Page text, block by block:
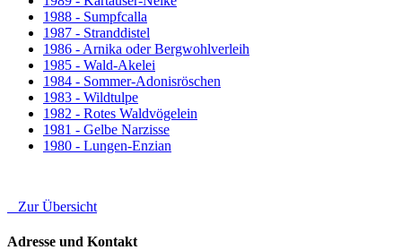
1988 - Sumpfcalla
1987 - Stranddistel
1986 - Arnika oder Bergwohlverleih
1985 - Wald-Akelei
1984 - Sommer-Adonisröschen
1983 - Wildtulpe
1982 - Rotes Waldvögelein
1981 - Gelbe Narzisse
1980 - Lungen-Enzian
Zur Übersicht
Adresse und Kontakt